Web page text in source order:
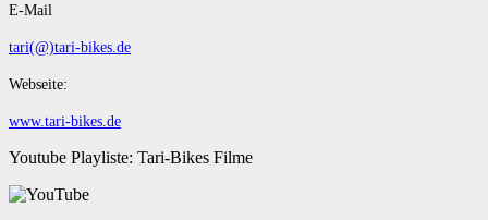
E-Mail
tari(@)tari-bikes.de
Webseite:
www.tari-bikes.de
Youtube Playliste: Tari-Bikes Filme